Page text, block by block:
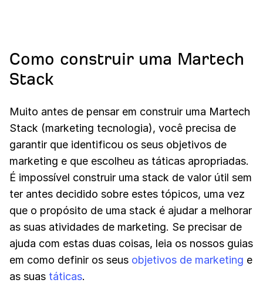
Como construir uma Martech
Stack
Muito antes de pensar em construir uma Martech
Stack (marketing tecnologia), você precisa de
garantir que identificou os seus objetivos de
marketing e que escolheu as táticas apropriadas.
É impossível construir uma stack de valor útil sem
ter antes decidido sobre estes tópicos, uma vez
que o propósito de uma stack é ajudar a melhorar
as suas atividades de marketing. Se precisar de
ajuda com estas duas coisas, leia os nossos guias
em como definir os seus objetivos de marketing e
as suas táticas.